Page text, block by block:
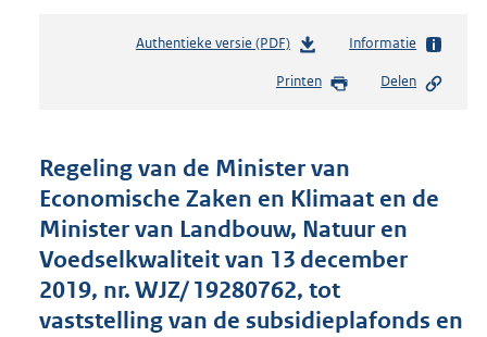
Authentieke versie (PDF)b
s
d
s
g
r
o
o
t
Informatie
Printen Delen
Regeling van de Minister van
Economische Zaken en Klimaat en de
Minister van Landbouw, Natuur en
Voedselkwaliteit van 13 december
2019, nr. WJZ/ 19280762, tot
vaststelling van de subsidieplafonds en